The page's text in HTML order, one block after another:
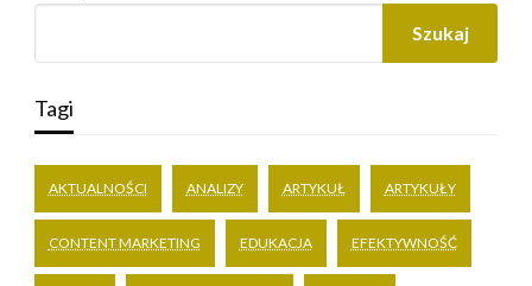
Szukaj
Tagi
AKTUALNOŚCI ANALIZY ARTYKUŁ ARTYKUŁY
CONTENT MARKETING EDUKACJA EFEKTYWNOŚĆ